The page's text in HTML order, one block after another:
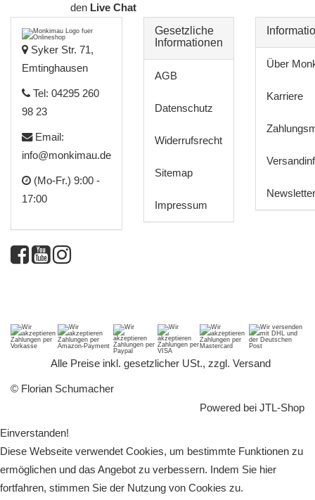
denLive Chat
Syker Str. 71,
Emtinghausen
Tel: 04295 260
98 23
Email:
info@monkimau.de
(Mo-Fr.) 9:00 -
17:00
Gesetzliche
Informationen
AGB
Datenschutz
Widerrufsrecht
Sitemap
Impressum
Über
Karriere
Newsletter
Alle Preise inkl. gesetzlicher USt., zzgl. Versand
© Florian Schumacher
Powered bei JTL-Shop
Einverstanden!
Diese Webseite verwendet Cookies, um bestimmte Funktionen zu
ermöglichen und das Angebot zu verbessern. Indem Sie hier
fortfahren, stimmen Sie der Nutzung von Cookies zu.